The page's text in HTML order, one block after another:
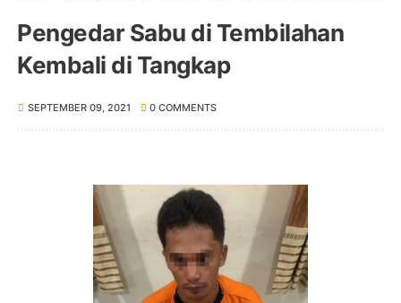
Pengedar Sabu di Tembilahan
Kembali di Tangkap
SEPTEMBER 09, 2021 0 COMMENTS